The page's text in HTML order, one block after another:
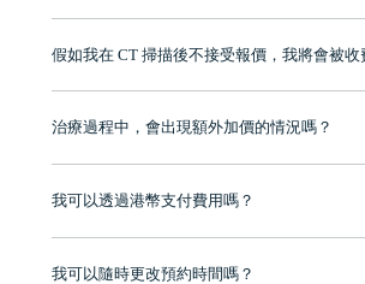
牌」、「2025香港企業領袖品牌」，是諾貝爾種植
至今已服務超過三十個國家和地區的顧客，受到粵
市市民極高的口碑評價及信任推薦 珠海、深圳設有
有咨詢及服務保障中心，有任何問題都可以隨時預
假如我在 CT 掃描後不接受報價，我將會被收
不會！只要未開始實際服務之前，你不會被收取任
治療過程中，會出現額外加價的情況嗎？
我可以透過港幣支付費用嗎？
我可以隨時更改預約時間嗎？